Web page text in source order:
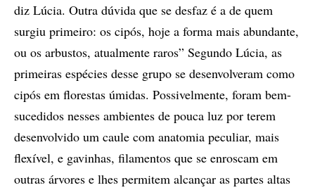
diz Lúcia. Outra dúvida que se desfaz é a de quem
surgiu primeiro: os cipós, hoje a forma mais abundante,
ou os arbustos, atualmente raros” Segundo Lúcia, as
primeiras espécies desse grupo se desenvolveram como
cipós em florestas úmidas. Possivelmente, foram bem-
sucedidos nesses ambientes de pouca luz por terem
desenvolvido um caule com anatomia peculiar, mais
flexível, e gavinhas, filamentos que se enroscam em
outras árvores e lhes permitem alcançar as partes altas